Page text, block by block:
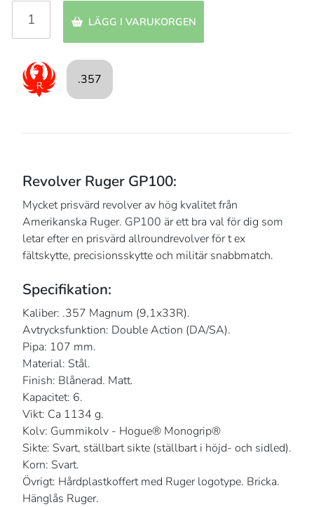
LÄGG I VARUKORGEN
.357
Revolver Ruger GP100:
Mycket prisvärd revolver av hög kvalitet från
Amerikanska Ruger. GP100 är ett bra val för dig som
letar efter en prisvärd allroundrevolver för t ex
fältskytte, precisionsskytte och militär snabbmatch.
Specifikation:
Kaliber: .357 Magnum (9,1x33R).
Avtrycksfunktion: Double Action (DA/SA).
Pipa: 107 mm.
Material: Stål.
Finish: Blånerad. Matt.
Kapacitet: 6.
Vikt: Ca 1134 g.
Kolv: Gummikolv - Hogue® Monogrip®
Sikte: Svart, ställbart sikte (ställbart i höjd- och sidled).
Korn: Svart.
Övrigt: Hårdplastkoffert med Ruger logotype. Bricka.
Hänglås Ruger.